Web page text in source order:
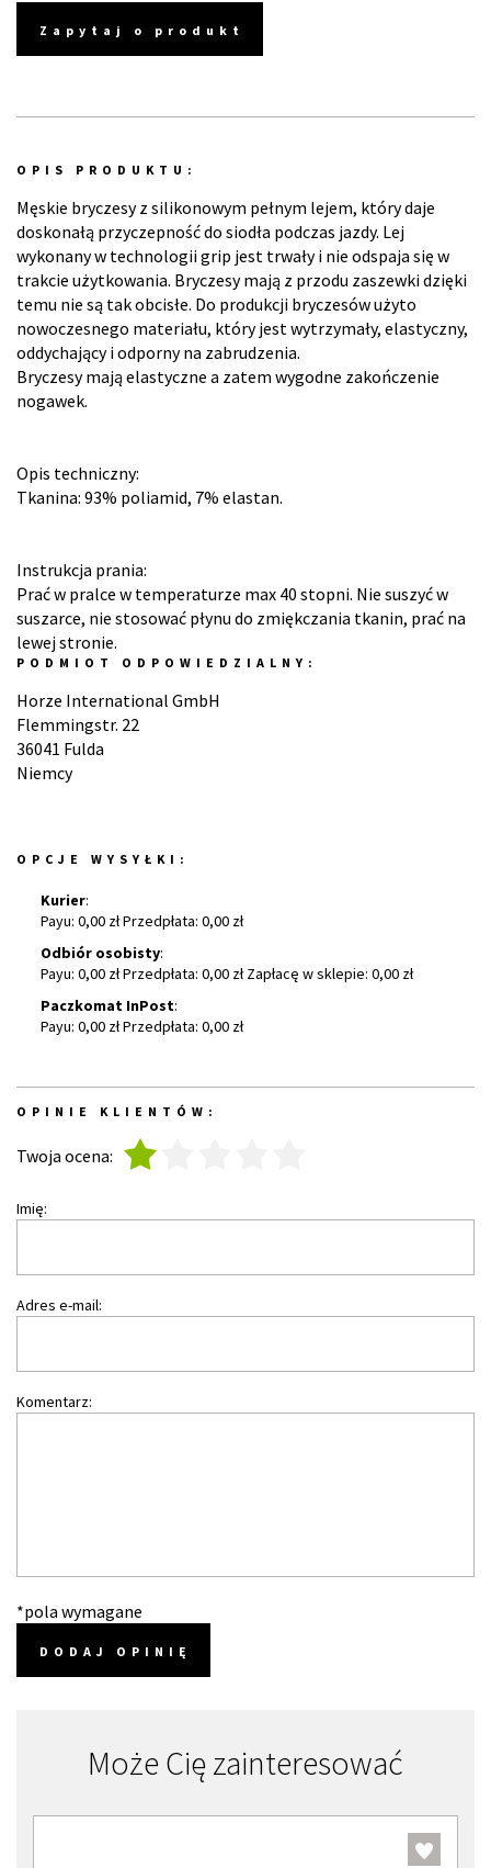
Zapytaj o produkt
OPIS PRODUKTU:
Męskie bryczesy z silikonowym pełnym lejem, który daje
doskonałą przyczepność do siodła podczas jazdy. Lej
wykonany w technologii grip jest trwały i nie odspaja się w
trakcie użytkowania. Bryczesy mają z przodu zaszewki dzięki
temu nie są tak obcisłe. Do produkcji bryczesów użyto
nowoczesnego materiału, który jest wytrzymały, elastyczny,
oddychający i odporny na zabrudzenia.
Bryczesy mają elastyczne a zatem wygodne zakończenie
nogawek.
Opis techniczny:
Tkanina: 93% poliamid, 7% elastan.
Instrukcja prania:
Prać w pralce w temperaturze max 40 stopni. Nie suszyć w
suszarce, nie stosować płynu do zmiękczania tkanin, prać na
lewej stronie.
PODMIOT ODPOWIEDZIALNY:
Horze International GmbH
Flemmingstr. 22
36041 Fulda
Niemcy
OPCJE WYSYŁKI:
Kurier:
Payu: 0,00 zł Przedpłata: 0,00 zł
Odbiór osobisty:
Payu: 0,00 zł Przedpłata: 0,00 zł Zapłacę w sklepie: 0,00 zł
Paczkomat InPost:
Payu: 0,00 zł Przedpłata: 0,00 zł
OPINIE KLIENTÓW:
Twoja ocena:
Imię:
Adres e-mail:
Komentarz:
*pola wymagane
DODAJ OPINIĘ
Może Cię zainteresować